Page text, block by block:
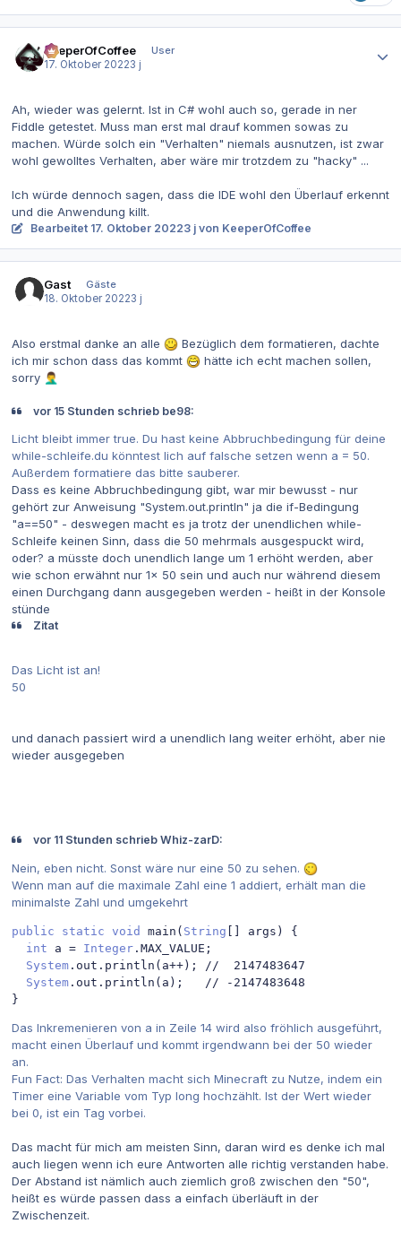
KeeperOfCoffee
User
17. Oktober 20223 j
Ah, wieder was gelernt. Ist in C# wohl auch so, gerade in ner
Fiddle getestet. Muss man erst mal drauf kommen sowas zu
machen. Würde solch ein "Verhalten" niemals ausnutzen, ist zwar
wohl gewolltes Verhalten, aber wäre mir trotzdem zu "hacky" ...
Ich würde dennoch sagen, dass die IDE wohl den Überlauf erkennt
und die Anwendung killt.
Bearbeitet 17. Oktober 20223 j von KeeperOfCoffee
Gast
Gäste
18. Oktober 20223 j
Also erstmal danke an alle
Bezüglich dem formatieren, dachte
ich mir schon dass das kommt
hätte ich echt machen sollen,
sorry 🤦‍♂️
vor 15 Stunden schrieb be98:
Licht bleibt immer true. Du hast keine Abbruchbedingung für deine
while-schleife.du könntest lich auf falsche setzen wenn a = 50.
Außerdem formatiere das bitte sauberer.
Dass es keine Abbruchbedingung gibt, war mir bewusst - nur
gehört zur Anweisung "System.out.println" ja die if-Bedingung
"a==50" - deswegen macht es ja trotz der unendlichen while-
Schleife keinen Sinn, dass die 50 mehrmals ausgespuckt wird,
oder? a müsste doch unendlich lange um 1 erhöht werden, aber
wie schon erwähnt nur 1x 50 sein und auch nur während diesem
einen Durchgang dann ausgegeben werden - heißt in der Konsole
stünde
Zitat
Das Licht ist an!
50
und danach passiert wird a unendlich lang weiter erhöht, aber nie
wieder ausgegeben
vor 11 Stunden schrieb Whiz-zarD:
Nein, eben nicht. Sonst wäre nur eine 50 zu sehen.
Wenn man auf die maximale Zahl eine 1 addiert, erhält man die
minimalste Zahl und umgekehrt
public static void main ( String [] args )
{
int a = Integer . MAX_VALUE ;
System . out . println ( a++);
//  2147483647
System . out . println ( a );
// -2147483648
}
Das Inkremenieren von a in Zeile 14 wird also fröhlich ausgeführt,
macht einen Überlauf und kommt irgendwann bei der 50 wieder
an.
Fun Fact: Das Verhalten macht sich Minecraft zu Nutze, indem ein
Timer eine Variable vom Typ long hochzählt. Ist der Wert wieder
bei 0, ist ein Tag vorbei.
Das macht für mich am meisten Sinn, daran wird es denke ich mal
auch liegen wenn ich eure Antworten alle richtig verstanden habe.
Der Abstand ist nämlich auch ziemlich groß zwischen den "50",
heißt es würde passen dass a einfach überläuft in der
Zwischenzeit.